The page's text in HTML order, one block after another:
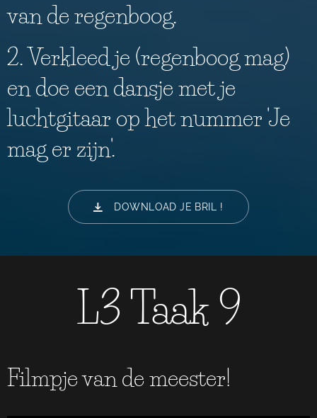
van de regenboog.
2. Verkleed je (regenboog mag)
en doe een dansje met je
luchtgitaar op het nummer 'Je
mag er zijn'.
DOWNLOAD JE BRIL !
L3 Taak 9
Filmpje van de meester!